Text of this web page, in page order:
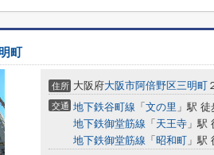
町
住所 大阪府大阪市阿倍野区三明町
交通 地下鉄谷町線 「 文の里 」駅 徒
地下鉄御堂筋線 「 天王寺 」駅
地下鉄御堂筋線 「 昭和町 」駅